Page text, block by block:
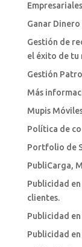
Empresariales
Ganar Dinero
Gestión de
el éxito de tu
Gestión
Más
Mupis
Política de
Portfolio de
PubliCarga,
Publicidad
clientes.
Publicidad
Publicidad